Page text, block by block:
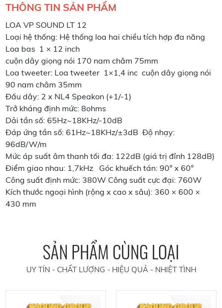
THÔNG TIN SẢN PHẨM
LOA VP SOUND LT 12
Loại hệ thống: Hệ thống loa hai chiều tích hợp đa năng
Loa bas 1 × 12 inch
cuộn dây giọng nói 170 nam châm 75mm
Loa tweeter: Loa tweeter 1×1,4 inc cuộn dây giọng nói
90 nam châm 35mm
Đấu dây: 2 x NL4 Speakon (+1/-1)
Trở kháng định mức: 8ohms
Dải tần số: 65Hz~18KHz/-10dB
Đáp ứng tần số: 61Hz~18KHz/±3dB Độ nhạy:
96dB/W/m
Mức áp suất âm thanh tối đa: 122dB (giá trị đỉnh 128dB)
Điểm giao nhau: 1,7kHz Góc khuếch tán: 90° x 60°
Công suất định mức: 380W Công suất cực đại: 760W
Kích thước ngoại hình (rộng x cao x sâu): 360 × 600 ×
430 mm
SẢN PHẨM CÙNG LOẠI
UY TÍN - CHẤT LƯỢNG - HIỆU QUẢ - NHIỆT TÌNH